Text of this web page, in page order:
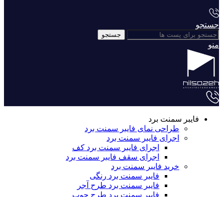
جستجو
جستجو
منو
فایبر سمنت برد
طراحی نمای فایبر سمنت برد
اجرای فایبر سمنت برد
اجرای فایبر سمنت برد کف
اجرای سقف فایبر سمنت برد
خرید فایبر سمنت برد
فایبر سمنت برد رنگی
فایبر سمنت برد طرح آجر
فایبر سمنت برد طرح چوب